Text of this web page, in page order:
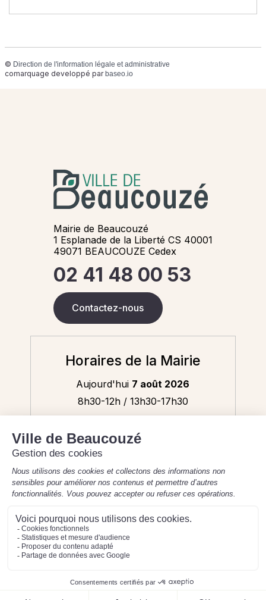
© Direction de l'information légale et administrative
comarquage developpé par baseo.io
Mairie de Beaucouzé
1 Esplanade de la Liberté CS 40001
49071 BEAUCOUZE Cedex
02 41 48 00 53
Contactez-nous
Horaires de la Mairie
Aujourd'hui 7 août 2026
8h30-12h / 13h30-17h30